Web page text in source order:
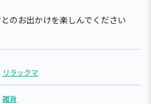
のお出かけを楽しんでください
リラックマ
雑貨